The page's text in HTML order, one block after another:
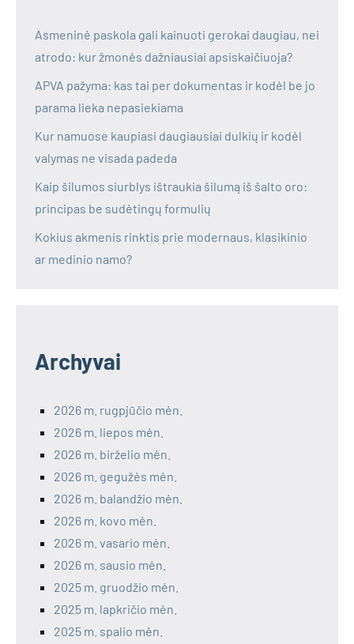
Asmeninė paskola gali kainuoti gerokai daugiau, nei
atrodo: kur žmonės dažniausiai apsiskaičiuoja?
APVA pažyma: kas tai per dokumentas ir kodėl be jo
parama lieka nepasiekiama
Kur namuose kaupiasi daugiausiai dulkių ir kodėl
valymas ne visada padeda
Kaip šilumos siurblys ištraukia šilumą iš šalto oro:
principas be sudėtingų formulių
Kokius akmenis rinktis prie modernaus, klasikinio
ar medinio namo?
Archyvai
2026 m. rugpjūčio mėn.
2026 m. liepos mėn.
2026 m. birželio mėn.
2026 m. gegužės mėn.
2026 m. balandžio mėn.
2026 m. kovo mėn.
2026 m. vasario mėn.
2026 m. sausio mėn.
2025 m. gruodžio mėn.
2025 m. lapkričio mėn.
2025 m. spalio mėn.